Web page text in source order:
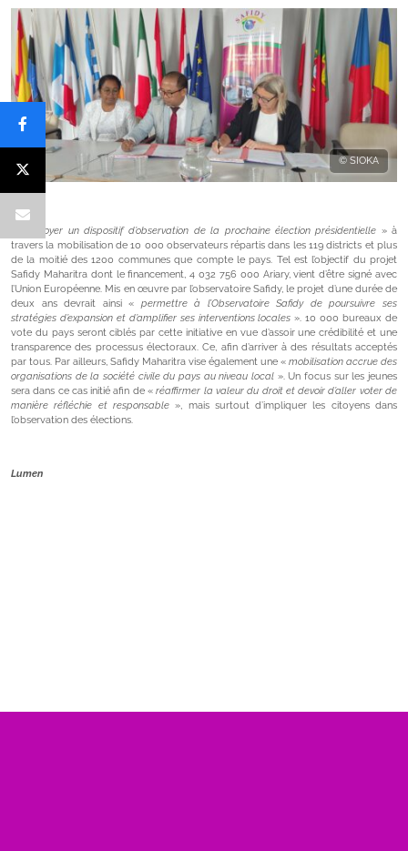
© SIOKA
Déployer un dispositif d’observation de la prochaine élection présidentielle » à
travers la mobilisation de 10 000 observateurs répartis dans les 119 districts et plus
de la moitié des 1200 communes que compte le pays. Tel est l’objectif du projet
Safidy Maharitra dont le financement, 4 032 756 000 Ariary, vient d’être signé avec
l’Union Européenne. Mis en œuvre par l’observatoire Safidy, le projet d’une durée de
deux ans devrait ainsi « permettre à l’Observatoire Safidy de poursuivre ses
stratégies d’expansion et d’amplifier ses interventions locales ». 10 000 bureaux de
vote du pays seront ciblés par cette initiative en vue d’assoir une crédibilité et une
transparence des processus électoraux. Ce, afin d’arriver à des résultats acceptés
par tous. Par ailleurs, Safidy Maharitra vise également une « mobilisation accrue des
organisations de la société civile du pays au niveau local ». Un focus sur les jeunes
sera dans ce cas initié afin de «réaffirmer la valeur du droit et devoir d’aller voter de
manière réfléchie et responsable», mais surtout d’impliquer les citoyens dans
l’observation des élections.
Lumen